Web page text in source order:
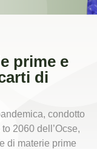
prime e
di
condotto
2060 dell’Ocse,
di materie prime